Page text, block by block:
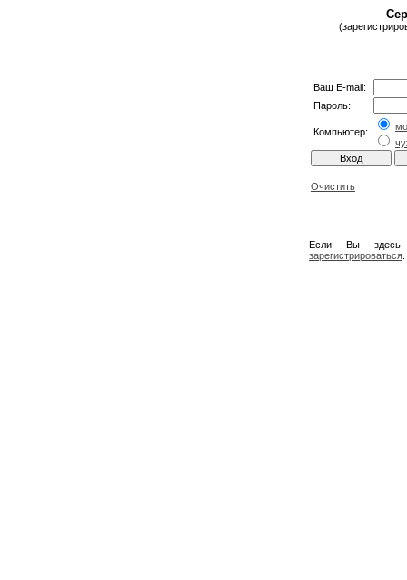
Ваш E-mail:
Пароль:
Компьютер:
Очистить
Если Вы
зарегистрироваться